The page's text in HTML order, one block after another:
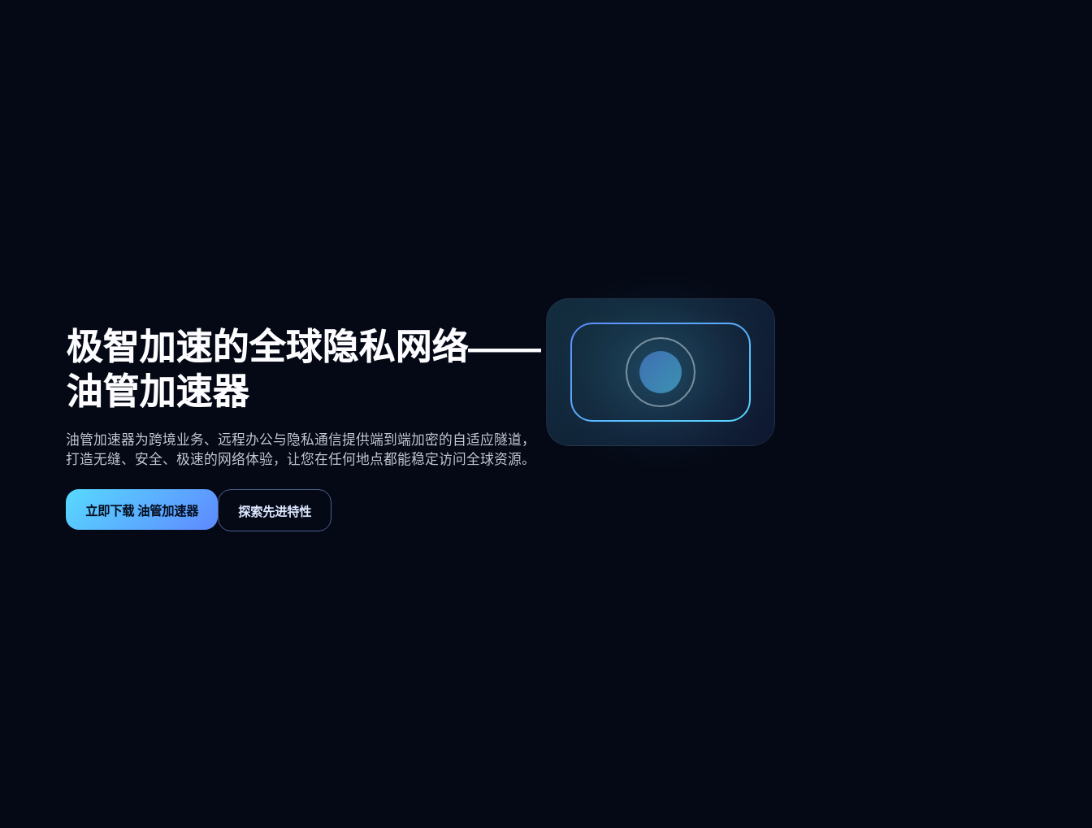
极智加速的全球隐私网络——
油管加速器
油管加速器为跨境业务、远程办公与隐私通信提供端到端加密的自适应隧道，
打造无缝、安全、极速的网络体验，让您在任何地点都能稳定访问全球资源。
立即下载 油管加速器 探索先进特性